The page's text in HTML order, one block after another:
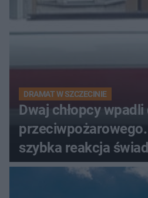
DRAMAT W SZCZECINIE
Dwaj chłopcy
szybka reakcja